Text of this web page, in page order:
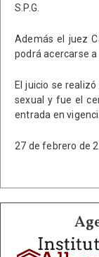
S.P.G.
Además el juez
podrá acercarse
El juicio se
sexual y fue el
entrada en
27 de febrero de